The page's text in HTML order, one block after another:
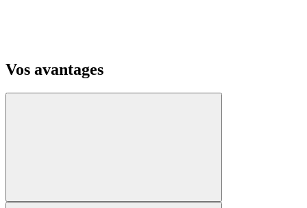
Vos avantages